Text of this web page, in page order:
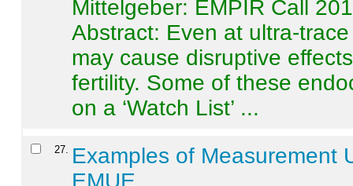
Mittelgeber: EMPIR Call
Abstract: Even at ultra-
may cause disruptive
fertility. Some of these
on a ‘Watch List’ ...
27. Examples of Measurement
EMUE